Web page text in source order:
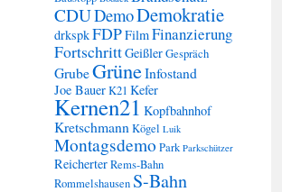
CDUDemoDemokratie
drkspkFDPFilmFinanzierung
FortschrittGeißlerGespräch
GrubeGrüneInfostand
Joe BauerK21 Kefer
Kernen21 Kopfbahnhof
Kretschmann Kögel Luik
Montagsdemo Park Parkschützer
ReicherterRems-Bahn
Rommelshausen S-Bahn